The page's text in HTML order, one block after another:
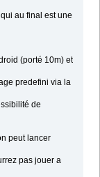
au final est une
(porté 10m) et
predefini via la
de
peut lancer
pas jouer a